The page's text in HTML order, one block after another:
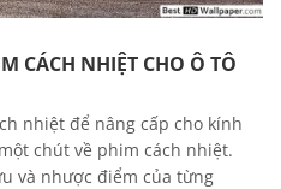
CÁCH NHIỆT CHO Ô TÔ
nhiệt để nâng cấp cho kính
chút về phim cách nhiệt.
và nhược điểm của từng